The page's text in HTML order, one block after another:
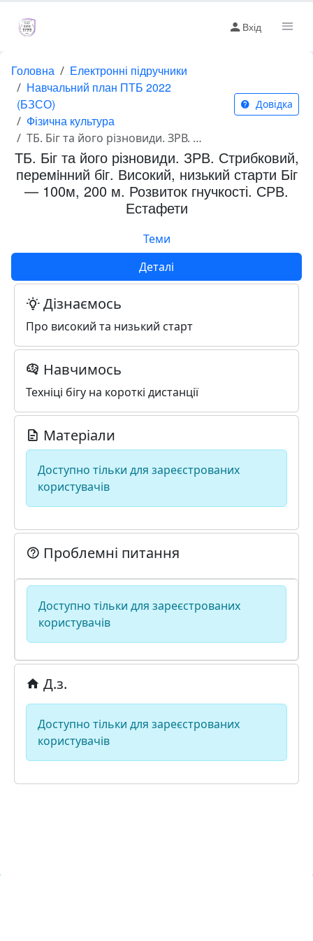
Вхід
Головна
Електронні підручники
Навчальний план ПТБ 2022
(БЗСО)
Фізична культура
ТБ. Біг та його різновиди. ЗРВ. Стрибковий, перемiнний бiг. Високий, низький старти Бiг — 100м, 200 м. Розвиток гнучкості. СРВ. Естафети
Довідка
ТБ. Біг та його різновиди. ЗРВ. Стрибковий,
перемiнний бiг. Високий, низький старти Бiг
— 100м, 200 м. Розвиток гнучкості. СРВ.
Естафети
Теми
Деталі
Дізнаємось
Про високий та низький старт
Навчимось
Техніці бігу на короткі дистанції
Матеріали
Доступно тільки для зареєстрованих
користувачів
Проблемні питання
Доступно тільки для зареєстрованих
користувачів
Д.з.
Доступно тільки для зареєстрованих
користувачів